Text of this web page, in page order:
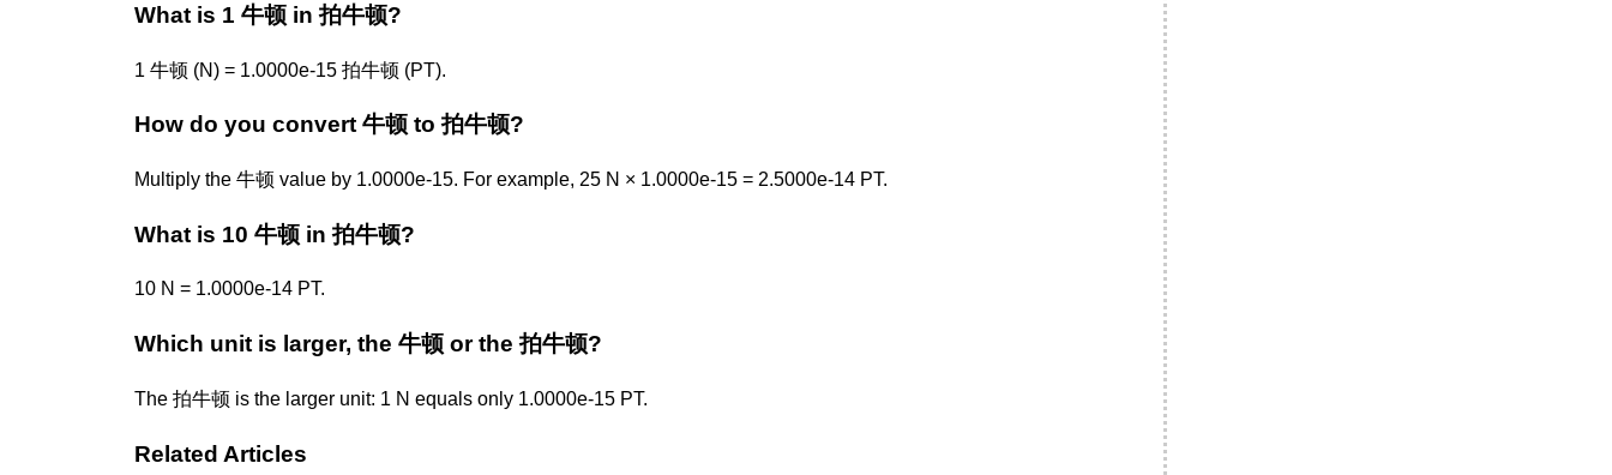
What is 1 牛顿 in 拍牛顿?
1 牛顿 (N) = 1.0000e-15 拍牛顿 (PT).
How do you convert 牛顿 to 拍牛顿?
Multiply the 牛顿 value by 1.0000e-15. For example, 25 N × 1.0000e-15 = 2.5000e-14 PT.
What is 10 牛顿 in 拍牛顿?
10 N = 1.0000e-14 PT.
Which unit is larger, the 牛顿 or the 拍牛顿?
The 拍牛顿 is the larger unit: 1 N equals only 1.0000e-15 PT.
Related Articles